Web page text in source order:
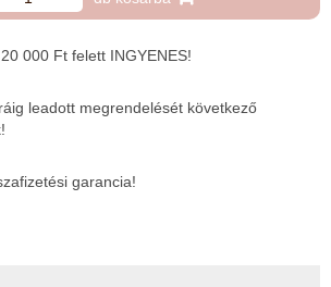
000 Ft felett INGYENES!
leadott megrendelését következő
garancia!